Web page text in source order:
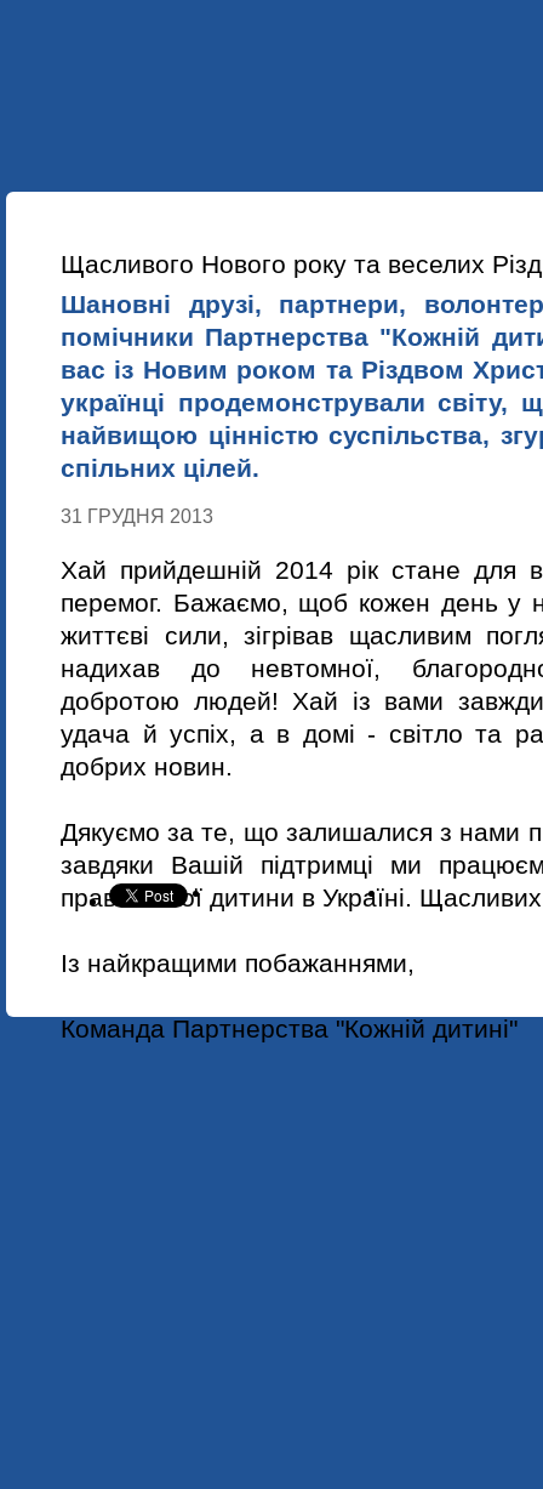
Щасливого Нового року та веселих
Шановні друзі, партнери,
помічники Партнерства "Кожній
вас із Новим роком та Різдвом
українці продемонстрували
найвищою цінністю суспільства,
спільних цілей.
31 ГРУДНЯ 2013
Хай прийдешній 2014 рік стане для
перемог. Бажаємо, щоб кожен день у
життєві сили, зігрівав щасливим
надихав до невтомної,
добротою людей! Хай із вами завжди
удача й успіх, а в домі - світло та
добрих новин.
Дякуємо за те, що залишалися з нами
завдяки Вашій підтримці ми
прав кожної дитини в Україні.
Із найкращими побажаннями,
Команда Партнерства "Кожній дитині"